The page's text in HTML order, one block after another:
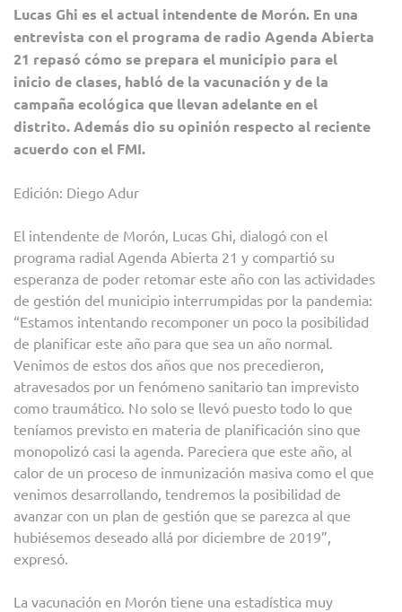
Lucas Ghi es el actual intendente de Morón. En una
entrevista con el programa de radio Agenda Abierta
21 repasó cómo se prepara el municipio para el
inicio de clases, habló de la vacunación y de la
campaña ecológica que llevan adelante en el
distrito. Además dio su opinión respecto al reciente
acuerdo con el FMI.
Edición: Diego Adur
El intendente de Morón, Lucas Ghi, dialogó con el
programa radial Agenda Abierta 21 y compartió su
esperanza de poder retomar este año con las actividades
de gestión del municipio interrumpidas por la pandemia:
“Estamos intentando recomponer un poco la posibilidad
de planificar este año para que sea un año normal.
Venimos de estos dos años que nos precedieron,
atravesados por un fenómeno sanitario tan imprevisto
como traumático. No solo se llevó puesto todo lo que
teníamos previsto en materia de planificación sino que
monopolizó casi la agenda. Pareciera que este año, al
calor de un proceso de inmunización masiva como el que
venimos desarrollando, tendremos la posibilidad de
avanzar con un plan de gestión que se parezca al que
hubiésemos deseado allá por diciembre de 2019”,
expresó.
La vacunación en Morón tiene una estadística muy